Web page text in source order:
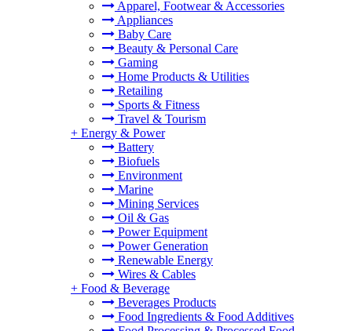
Apparel, Footwear & Accessories
Appliances
Baby Care
Beauty & Personal Care
Gaming
Home Products & Utilities
Retailing
Sports & Fitness
Travel & Tourism
+ Energy & Power
Battery
Biofuels
Environment
Marine
Mining Services
Oil & Gas
Power Equipment
Power Generation
Renewable Energy
Wires & Cables
+ Food & Beverage
Beverages Products
Food Ingredients & Food Additives